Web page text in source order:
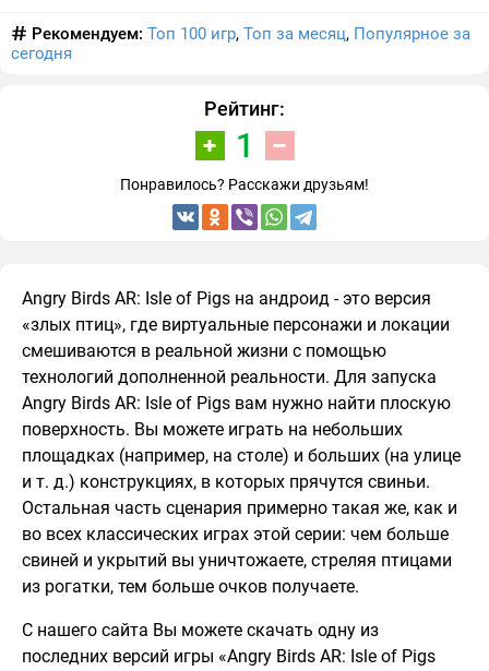
Рекомендуем: Топ 100 игр, Топ за месяц, Популярное за
сегодня
Рейтинг:
1
Понравилось? Расскажи друзьям!
Angry Birds AR: Isle of Pigs на андроид - это версия
«злых птиц», где виртуальные персонажи и локации
смешиваются в реальной жизни с помощью
технологий дополненной реальности. Для запуска
Angry Birds AR: Isle of Pigs вам нужно найти плоскую
поверхность. Вы можете играть на небольших
площадках (например, на столе) и больших (на улице
и т. д.) конструкциях, в которых прячутся свиньи.
Остальная часть сценария примерно такая же, как и
во всех классических играх этой серии: чем больше
свиней и укрытий вы уничтожаете, стреляя птицами
из рогатки, тем больше очков получаете.
С нашего сайта Вы можете скачать одну из
последних версий игры «Angry Birds AR: Isle of Pigs